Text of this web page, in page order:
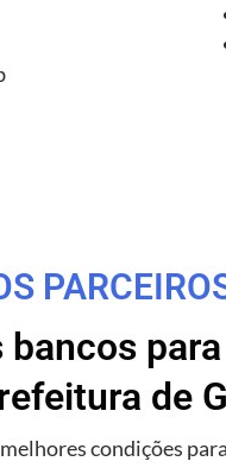
de
condições